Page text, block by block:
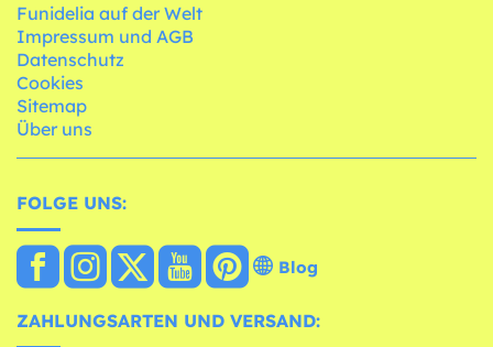
Funidelia auf der Welt
Impressum und AGB
Datenschutz
Cookies
Sitemap
Über uns
FOLGE UNS:
Blog
ZAHLUNGSARTEN UND VERSAND: